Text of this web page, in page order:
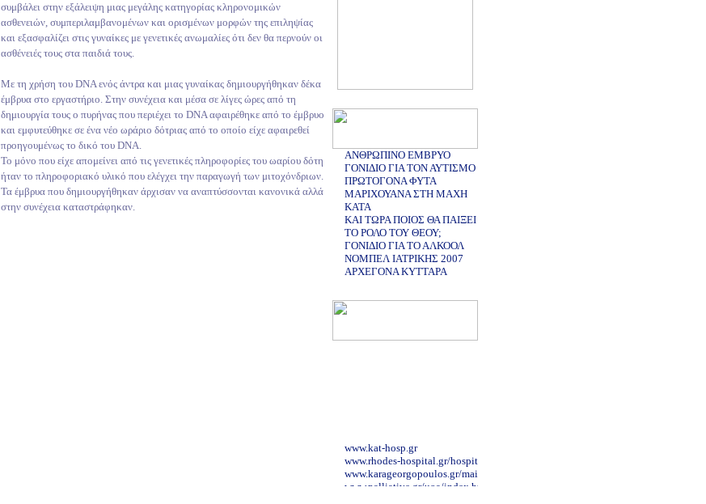
συμβάλει στην εξάλειψη μιας μεγάλης κατηγορίας κληρονομικών
ασθενειών, συμπεριλαμβανομένων και ορισμένων μορφών της επιληψίας
και εξασφαλίζει στις γυναίκες με γενετικές ανωμαλίες ότι δεν θα περνούν οι
ασθένειές τους στα παιδιά τους.
Με τη χρήση του DNA ενός άντρα και μιας γυναίκας δημιουργήθηκαν δέκα
έμβρυα στο εργαστήριο. Στην συνέχεια και μέσα σε λίγες ώρες από τη
δημιουργία τους ο πυρήνας που περιέχει το DNA αφαιρέθηκε από το έμβρυο
και εμφυτεύθηκε σε ένα νέο ωράριο δότριας από το οποίο είχε αφαιρεθεί
προηγουμένως το δικό του DNA.
Το μόνο που είχε απομείνει από τις γενετικές πληροφορίες του ωαρίου δότη
ήταν το πληροφοριακό υλικό που ελέγχει την παραγωγή των μιτοχόνδριων.
Τα έμβρυα που δημιουργήθηκαν άρχισαν να αναπτύσσονται κανονικά αλλά
στην συνέχεια καταστράφηκαν.
ΑΝΘΡΩΠΙΝΟ ΕΜΒΡΥΟ
ΓΟΝΙΔΙΟ ΓΙΑ ΤΟΝ ΑΥΤΙΣΜΟ
ΠΡΩΤΟΓΟΝΑ ΦΥΤΑ
ΜΑΡΙΧΟΥΑΝΑ ΣΤΗ ΜΑΧΗ
ΚΑΤΑ
ΚΑΙ ΤΩΡΑ ΠΟΙΟΣ ΘΑ ΠΑΙΞΕΙ
ΤΟ ΡΟΛΟ ΤΟΥ ΘΕΟΥ;
ΓΟΝΙΔΙΟ ΓΙΑ ΤΟ ΑΛΚΟΟΛ
ΝΟΜΠΕΛ ΙΑΤΡΙΚΗΣ 2007
ΑΡΧΕΓΟΝΑ ΚΥΤΤΑΡΑ
www.kat-hosp.gr
www.rhodes-hospital.gr/hospital_main.html
www.karageorgopoulos.gr/main.php
www.palliative.gr/uoa/index.html